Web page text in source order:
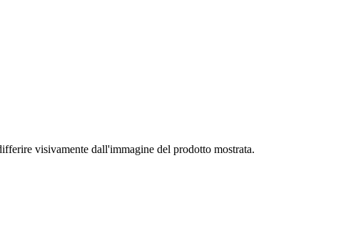
visivamente dall'immagine del prodotto mostrata.